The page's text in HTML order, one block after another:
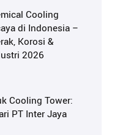
Cooling
di Indonesia –
Korosi &
2026
Cooling Tower:
PT Inter Jaya